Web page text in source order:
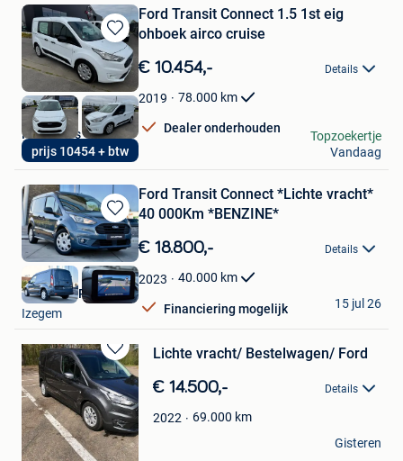
Bewaren
in
Mijn
Favorieten
prijs 10454 + btw
Ford Transit Connect 1.5 1st eig
ohboek airco cruise
€ 10.454,- Details
2019 78.000 km
Dealer onderhouden
PR Motors
Wervik
Topzoekertje
Vandaag
Bewaren
in
Mijn
Favorieten
Ford Transit Connect *Lichte vracht*
40 000Km *BENZINE*
€ 18.800,- Details
2023 40.000 km
Financiering mogelijk
LM MOTORS BV
Izegem
15 jul 26
Bewaren
in
Mijn
Favorieten
Lichte vracht/ Bestelwagen/ Ford
€ 14.500,- Details
2022 69.000 km
segers
Genk
Gisteren